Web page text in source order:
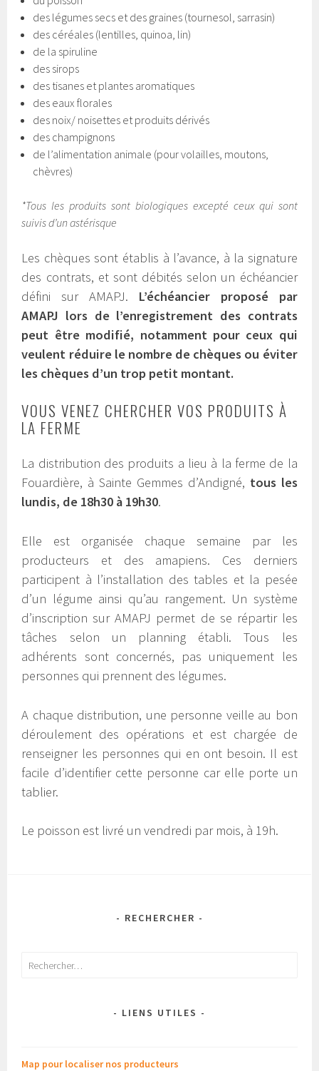
des légumes secs et des graines (tournesol, sarrasin)
des céréales (lentilles, quinoa, lin)
de la spiruline
des sirops
des tisanes et plantes aromatiques
des eaux florales
des noix/ noisettes et produits dérivés
des champignons
de l’alimentation animale (pour volailles, moutons,
chèvres)
*Tous les produits sont biologiques excepté ceux qui sont
suivis d’un astérisque
Les chèques sont établis à l’avance, à la signature
des contrats, et sont débités selon un échéancier
défini sur AMAPJ. L’échéancier proposé par
AMAPJ lors de l’enregistrement des contrats
peut être modifié, notamment pour ceux qui
veulent réduire le nombre de chèques ou éviter
les chèques d’un trop petit montant.
VOUS VENEZ CHERCHER VOS PRODUITS À
LA FERME
La distribution des produits a lieu à la ferme de la
Fouardière, à Sainte Gemmes d’Andigné, tous les
lundis, de 18h30 à 19h30.
Elle est organisée chaque semaine par les
producteurs et des amapiens. Ces derniers
participent à l’installation des tables et la pesée
d’un légume ainsi qu’au rangement. Un système
d’inscription sur AMAPJ permet de se répartir les
tâches selon un planning établi. Tous les
adhérents sont concernés, pas uniquement les
personnes qui prennent des légumes.
A chaque distribution, une personne veille au bon
déroulement des opérations et est chargée de
renseigner les personnes qui en ont besoin. Il est
facile d’identifier cette personne car elle porte un
tablier.
Le poisson est livré un vendredi par mois, à 19h.
- RECHERCHER -
Rechercher :
- LIENS UTILES -
Map pour localiser nos producteurs